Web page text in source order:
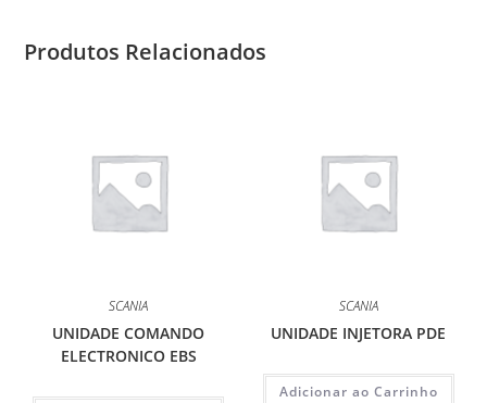
Produtos Relacionados
SCANIA
UNIDADE COMANDO
ELECTRONICO EBS
SCANIA
UNIDADE INJETORA PDE
Adicionar ao Carrinho